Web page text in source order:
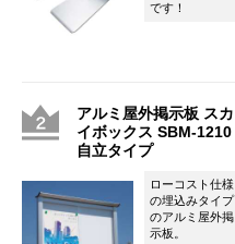
です！
アルミ屋外掲示板 スカ
イボックス SBM-1210
自立タイプ
ローコスト仕様
の埋込みタイプ
のアルミ屋外掲
示板。